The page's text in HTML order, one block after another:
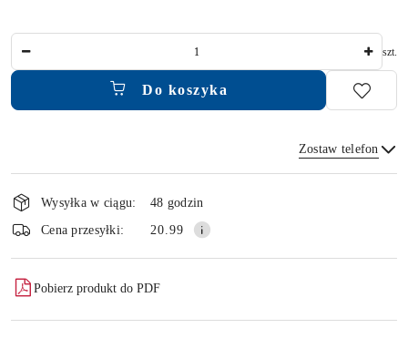
szt.
Do koszyka
Zostaw telefon
Wyślij
Dostępność
i
dostawa
Wysyłka w ciągu:
48 godzin
Cena przesyłki:
20.99
Pobierz produkt do PDF